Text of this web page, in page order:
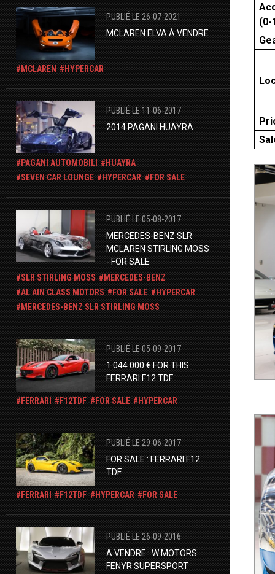
PUBLIÉ LE 26-07-2021
MCLAREN ELVA À VENDRE
MCLAREN HYPERCAR
PUBLIÉ LE 11-06-2017
2014 PAGANI HUAYRA
PAGANI AUTOMOBILI
HUAYRA
​SEVEN CAR LOUNGE
HYPERCAR FOR SALE
PUBLIÉ LE 05-08-2017
MERCEDES-BENZ SLR
MCLAREN STIRLING MOSS
- FOR SALE
SLR STIRLING MOSS
MERCEDES-BENZ
AL AIN CLASS MOTORS
FOR SALE
HYPERCAR
​MERCEDES-BENZ SLR STIRLING MOSS
PUBLIÉ LE 05-09-2017
1 044 000 € FOR THIS
FERRARI F12 TDF
FERRARI F12TDF FOR SALE HYPERCAR
PUBLIÉ LE 29-06-2017
FOR SALE : FERRARI F12
TDF
FERRARI F12TDF HYPERCAR FOR SALE
PUBLIÉ LE 26-09-2016
A VENDRE : W MOTORS
FENYR SUPERSPORT
(0-